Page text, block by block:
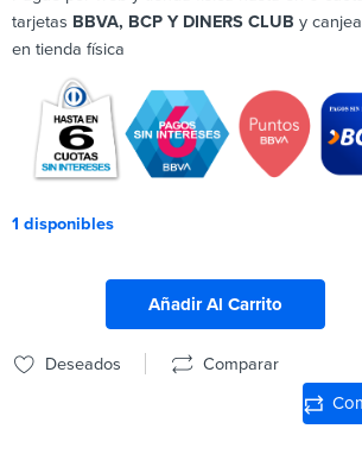
tarjetas BBVA, BCP Y DINERS CLUB y
en tienda física
1 disponibles
Añadir Al Carrito
Deseados Comparar